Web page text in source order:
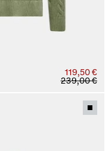
119,50 €
239,00 €